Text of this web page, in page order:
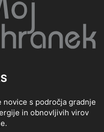
s področja gradnje
in obnovljivih virov